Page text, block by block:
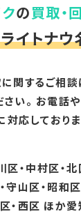
の買取・
イトナウ
関するご相談
い。 お電話
応しておりま
・中村区・北
守山区・昭和区
・西区 ほか愛